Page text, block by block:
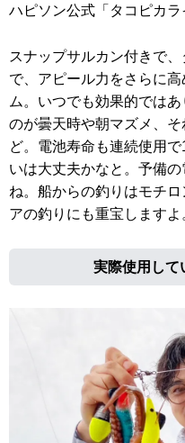
ハピソン公式「タコピカ
スナップサルカン付きで
で、アピール力をさらに
ム。いつでも効果的では
のが曇天時や朝マズメ、
ど。電池寿命も連続使用
いは大丈夫かなと。予備
ね。船からの釣りはモチ
アの釣りにも重宝しますよ
実際使用して